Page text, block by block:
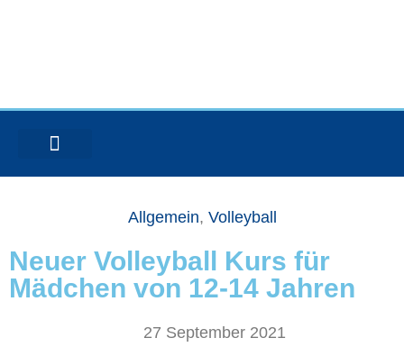
Allgemein, Volleyball
Neuer Volleyball Kurs für
Mädchen von 12-14 Jahren
27 September 2021